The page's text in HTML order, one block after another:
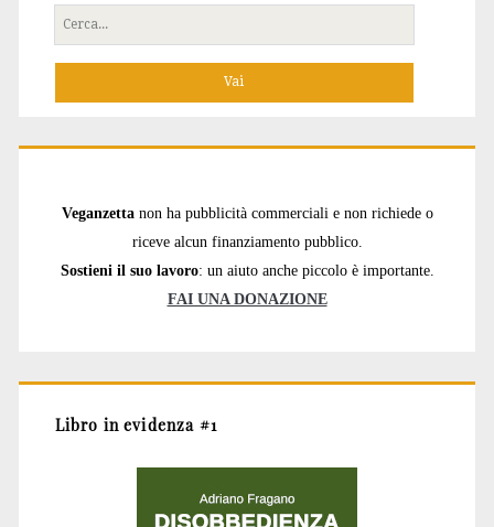
Cerca
per:
Veganzetta non ha pubblicità commerciali e non richiede o
riceve alcun finanziamento pubblico.
Sostieni il suo lavoro: un aiuto anche piccolo è importante.
FAI UNA DONAZIONE
Libro in evidenza #1